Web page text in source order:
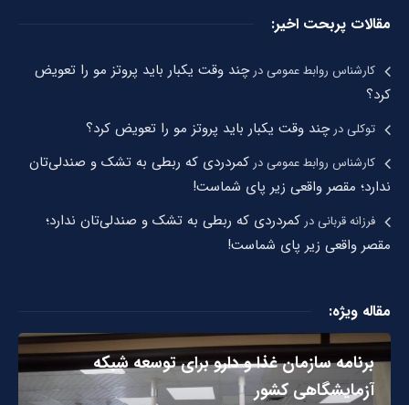
مقالات پربحت اخیر:
کارشناس روابط عمومیدرچند وقت یکبار باید پروتز مو را تعویض
کرد؟
توکلیدرچند وقت یکبار باید پروتز مو را تعویض کرد؟
کارشناس روابط عمومیدرکمردردی که ربطی به تشک و صندلی‌تان
ندارد؛ مقصر واقعی زیر پای شماست!
فرزانه قربانیدرکمردردی که ربطی به تشک و صندلی‌تان ندارد؛
مقصر واقعی زیر پای شماست!
مقاله ویژه:
برنامه سازمان غذا و دارو برای توسعه شبکه
آزمایشگاهی کشور